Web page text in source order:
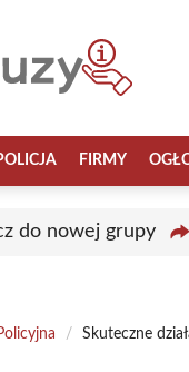
FIRMY
do nowej grupy
/ Skuteczne